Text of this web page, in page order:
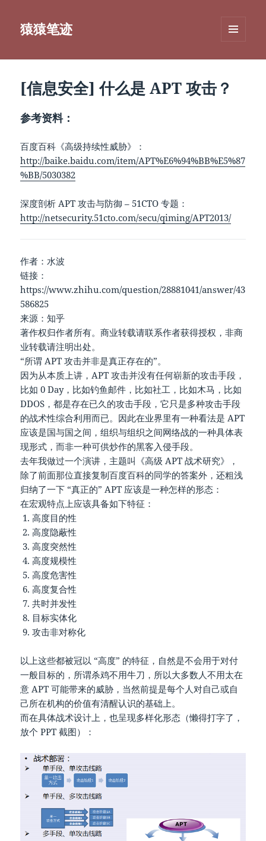
猿猿笔迹
挂件
[信息安全] 什么是 APT 攻击？
参考资料：
百度百科《高级持续性威胁》：
http://baike.baidu.com/item/APT%E6%94%BB%E5%87
%BB/5030382
深度剖析 APT 攻击与防御 – 51CTO 专题：
http://netsecurity.51cto.com/secu/qiming/APT2013/
作者：水波
链接：
https://www.zhihu.com/question/28881041/answer/43
586825
来源：知乎
著作权归作者所有。商业转载请联系作者获得授权，非商
业转载请注明出处。
“所谓 APT 攻击并非是真正存在的”。
因为从本质上讲，APT 攻击并没有任何崭新的攻击手段，
比如 0 Day，比如钓鱼邮件，比如社工，比如木马，比如
DDOS，都是存在已久的攻击手段，它只是多种攻击手段
的战术性综合利用而已。因此在业界里有一种看法是 APT
应该是国与国之间，组织与组织之间网络战的一种具体表
现形式，而非一种可供炒作的黑客入侵手段。
去年我做过一个演讲，主题叫《高级 APT 战术研究》，
除了前面那位直接复制百度百科的同学的答案外，还粗浅
归纳了一下 “真正的” APT 应该是一种怎样的形态：
在宏观特点上应该具备如下特征：
高度目的性
高度隐蔽性
高度突然性
高度规模性
高度危害性
高度复合性
共时并发性
目标实体化
攻击非对称化
以上这些都被冠以 “高度” 的特征，自然是不会用于对付
一般目标的，所谓杀鸡不用牛刀，所以大多数人不用太在
意 APT 可能带来的威胁，当然前提是每个人对自己或自
己所在机构的价值有清醒认识的基础上。
而在具体战术设计上，也呈现多样化形态（懒得打字了，
放个 PPT 截图）：